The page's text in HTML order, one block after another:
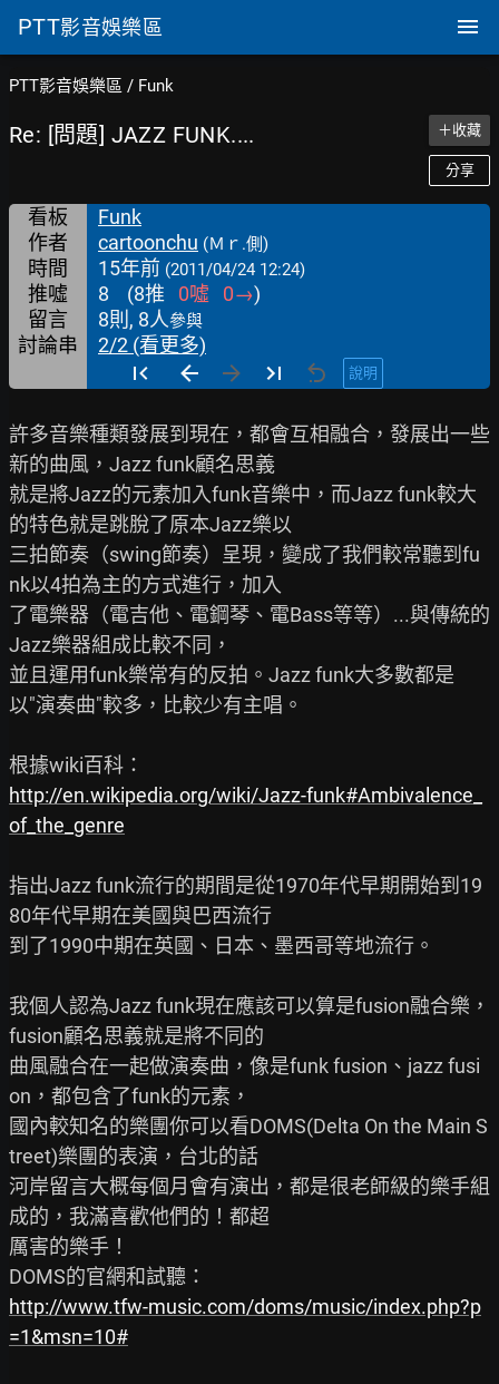
PTT影音娛樂區
PTT影音娛樂區 / Funk
Re: [問題] JAZZ FUNK.... ＋收藏
分享
看板
Funk
作者
cartoonchu (Ｍｒ.側)
時間 15年前 (2011/04/24 12:24)
推噓 8 (8推 0噓 0→)
留言
8則, 8人參與
討論串 2/2 (看更多)
說明
許多音樂種類發展到現在，都會互相融合，發展出一些
新的曲風，Jazz funk顧名思義
就是將Jazz的元素加入funk音樂中，而Jazz funk較大
的特色就是跳脫了原本Jazz樂以
三拍節奏（swing節奏）呈現，變成了我們較常聽到fu
nk以4拍為主的方式進行，加入
了電樂器（電吉他、電鋼琴、電Bass等等）...與傳統的
Jazz樂器組成比較不同，
並且運用funk樂常有的反拍。Jazz funk大多數都是
以"演奏曲"較多，比較少有主唱。
http://en.wikipedia.org/wiki/Jazz-funk#Ambivalence_
of_the_genre
指出Jazz funk流行的期間是從1970年代早期開始到19
80年代早期在美國與巴西流行
到了1990中期在英國、日本、墨西哥等地流行。
我個人認為Jazz funk現在應該可以算是fusion融合樂，
fusion顧名思義就是將不同的
曲風融合在一起做演奏曲，像是funk fusion、jazz fusi
on，都包含了funk的元素，
國內較知名的樂團你可以看DOMS(Delta On the Main S
treet)樂團的表演，台北的話
河岸留言大概每個月會有演出，都是很老師級的樂手組
成的，我滿喜歡他們的！都超
厲害的樂手！
http://www.tfw-music.com/doms/music/index.php?p
=1&msn=10#